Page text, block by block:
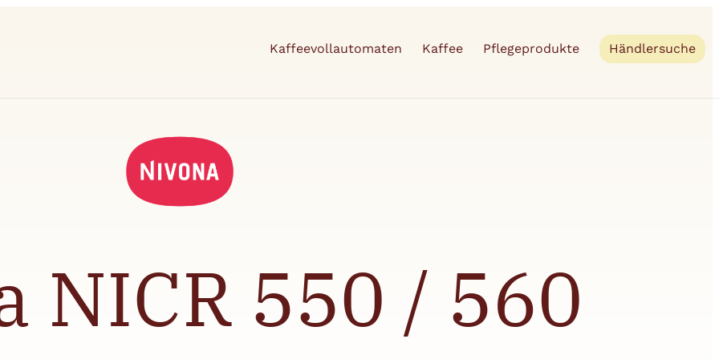
Kaffeevollautomaten Kaffee Pflegeprodukte Händlersuche
NICR 550 / 560